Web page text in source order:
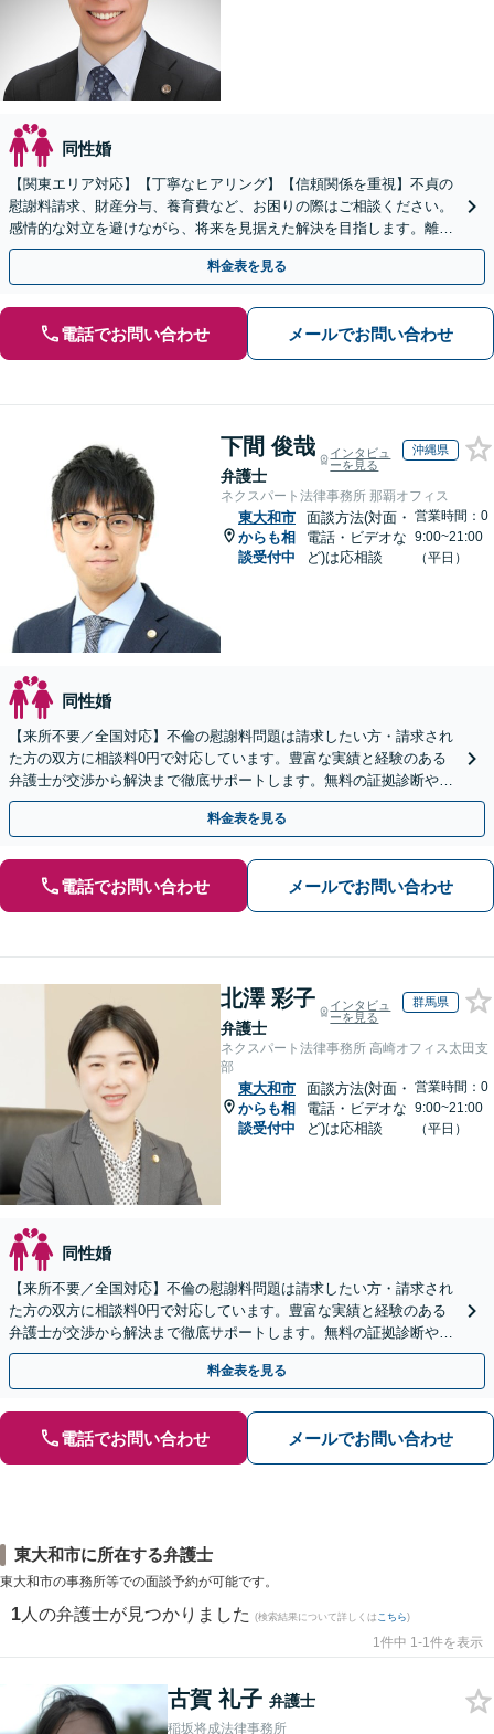
同性婚
【関東エリア対応】【丁寧なヒアリング】【信頼関係を重視】不貞の
慰謝料請求、財産分与、養育費など、お困りの際はご相談ください。
感情的な対立を避けながら、将来を見据えた解決を目指します。離婚
するか悩んでいる段階でもお気軽にご連絡ください。
料金表を見る
電話でお問い合わせ メールでお問い合わせ
下間 俊哉
弁護士
インタビュ
ーを見る
沖縄県
ネクスパート法律事務所 那覇オフィス
東大和市
からも相
談受付中
面談方法(対面・
電話・ビデオな
ど)は応相談
営業時間：0
9:00~21:00
（平日）
同性婚
【来所不要／全国対応】不倫の慰謝料問題は請求したい方・請求され
た方の双方に相談料0円で対応しています。豊富な実績と経験のある
弁護士が交渉から解決まで徹底サポートします。無料の証拠診断や着
手金の返還保証もありますので安心してご相談ください。
料金表を見る
電話でお問い合わせ メールでお問い合わせ
北澤 彩子
弁護士
インタビュ
ーを見る
群馬県
ネクスパート法律事務所 高崎オフィス太田支
部
東大和市
からも相
談受付中
面談方法(対面・
電話・ビデオな
ど)は応相談
営業時間：0
9:00~21:00
（平日）
同性婚
【来所不要／全国対応】不倫の慰謝料問題は請求したい方・請求され
た方の双方に相談料0円で対応しています。豊富な実績と経験のある
弁護士が交渉から解決まで徹底サポートします。無料の証拠診断や着
手金の返還保証もありますので安心してご相談ください。
料金表を見る
電話でお問い合わせ メールでお問い合わせ
東大和市に所在する弁護士
東大和市の事務所等での面談予約が可能です。
1 人の弁護士が見つかりました (検索結果について詳しくは こちら)
1件中 1-1件を表示
古賀 礼子 弁護士
稲坂将成法律事務所